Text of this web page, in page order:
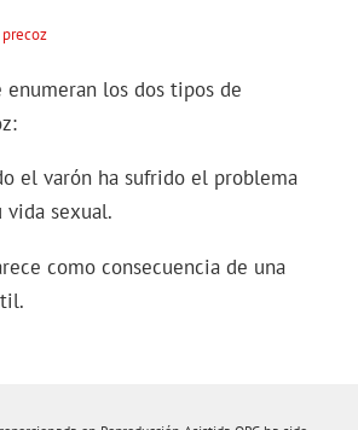
enumeran los dos tipos de
el varón ha sufrido el problema
vida sexual.
como consecuencia de una